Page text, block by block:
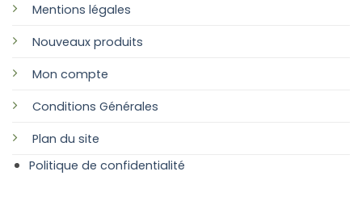
Mentions légales
Nouveaux produits
Mon compte
Conditions Générales
Plan du site
Politique de confidentialité